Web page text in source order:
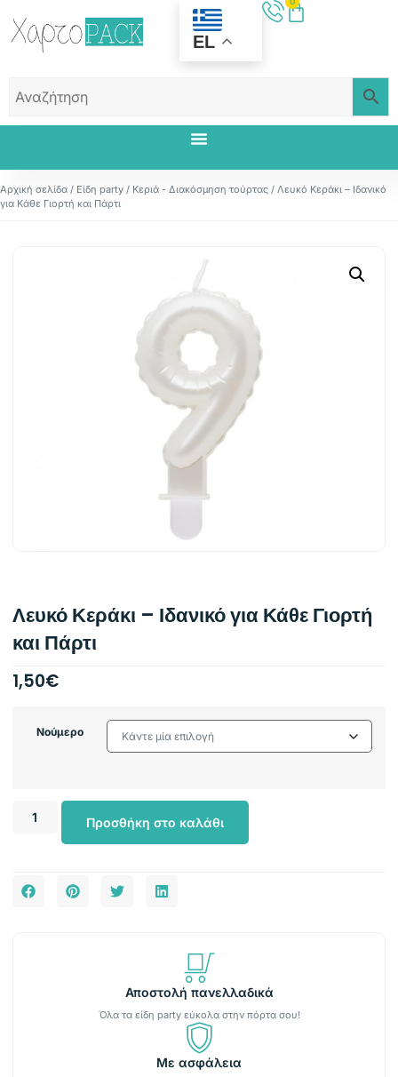
EL
Αρχική σελίδα / Είδη party / Κεριά - Διακόσμηση τούρτας / Λευκό Κεράκι – Ιδανικό
για Κάθε Γιορτή και Πάρτι
Λευκό Κεράκι – Ιδανικό για Κάθε Γιορτή
και Πάρτι
1,50€
Νούμερο
Προσθήκη στο καλάθι
Αποστολή πανελλαδικά
Όλα τα είδη party εύκολα στην πόρτα σου!
Με ασφάλεια